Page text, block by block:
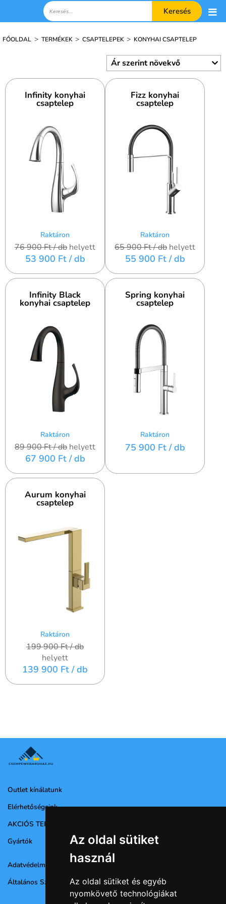
Az oldal sütiket
használ
Az oldal sütiket és egyéb
nyomkövető technológiákat
Keresés
FŐOLDAL > TERMÉKEK > CSAPTELEPEK > KONYHAI CSAPTELEP
Infinity konyhai
csaptelep
Raktáron
76 900 Ft/ db helyett
53 900 Ft / db
Fizz konyhai
csaptelep
Raktáron
65 900 Ft/ db helyett
55 900 Ft / db
Infinity Black
konyhai csaptelep
Raktáron
89 900 Ft/ db helyett
67 900 Ft / db
Spring konyhai
csaptelep
Raktáron
75 900 Ft / db
Aurum konyhai
csaptelep
Raktáron
199 900 Ft/ db
helyett
139 900 Ft / db
Outlet kínálatunk
Elérhetőségeink
AKCIÓS TERMÉKEK
Gyártók
Adatvédelmi nyilatkozat
Általános Szerződési Feltételek